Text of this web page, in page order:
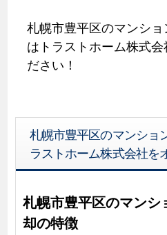
札幌市豊平区のマンシ
はトラストホーム株式
ださい！
札幌市豊平区のマンショ
ラストホーム株式会社を
札幌市豊平区のマン
却の特徴